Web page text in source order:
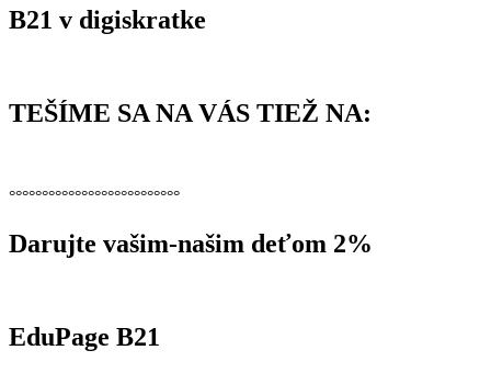
B21 v digiskratke
TEŠÍME SA NA VÁS TIEŽ NA:
°°°°°°°°°°°°°°°°°°°°°°°°°°
Darujte vašim-našim deťom 2%
EduPage B21